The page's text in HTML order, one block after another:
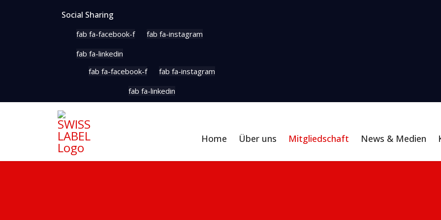
Social Sharing
fab fa-facebook-f
fab fa-instagram
fab fa-linkedin
fab fa-facebook-f
fab fa-instagram
fab fa-linkedin
Home Über uns Mitgliedschaft News & Medien